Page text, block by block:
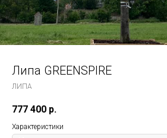
Липа GREENSPIRE
ЛИПА
777 400 р.
Характеристики